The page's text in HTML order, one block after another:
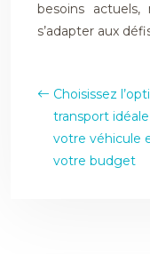
besoins
s’adapter aux
Choisissez
transport
votre véhicule
votre budget